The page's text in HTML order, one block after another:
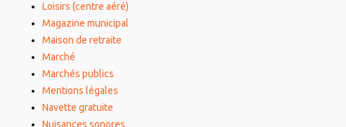
Loisirs (centre aéré)
Magazine municipal
Maison de retraite
Marché
Marchés publics
Mentions légales
Navette gratuite
Nuisances sonores